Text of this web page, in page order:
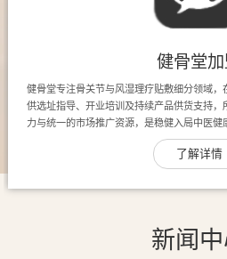
健骨堂加
健骨堂专注骨关节与风湿理疗贴敷细分领域
供选址指导、开业培训及持续产品供货支持
力与统一的市场推广资源，是稳健入局中医健
了解详情
新闻